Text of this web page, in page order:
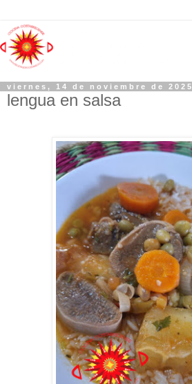
viernes, 14 de noviembre de 2025
lengua en salsa